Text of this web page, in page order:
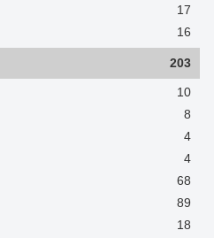
17
16
203
10
8
4
4
68
89
18